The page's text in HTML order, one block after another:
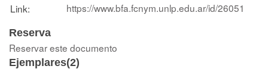
Link: https://www.bfa.fcnym.unlp.edu.ar/id/26051
Reserva
Reservar este documento
Ejemplares(2)